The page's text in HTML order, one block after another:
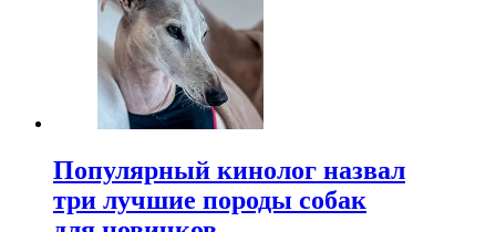
Популярный кинолог назвал
три лучшие породы собак